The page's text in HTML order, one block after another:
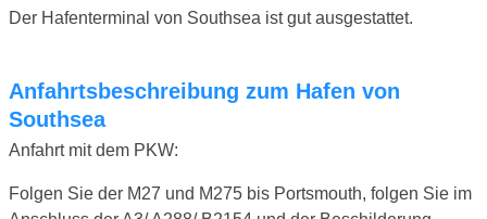
Der Hafenterminal von Southsea ist gut ausgestattet.
Anfahrtsbeschreibung zum Hafen von
Southsea
Anfahrt mit dem PKW:
Folgen Sie der M27 und M275 bis Portsmouth, folgen Sie im